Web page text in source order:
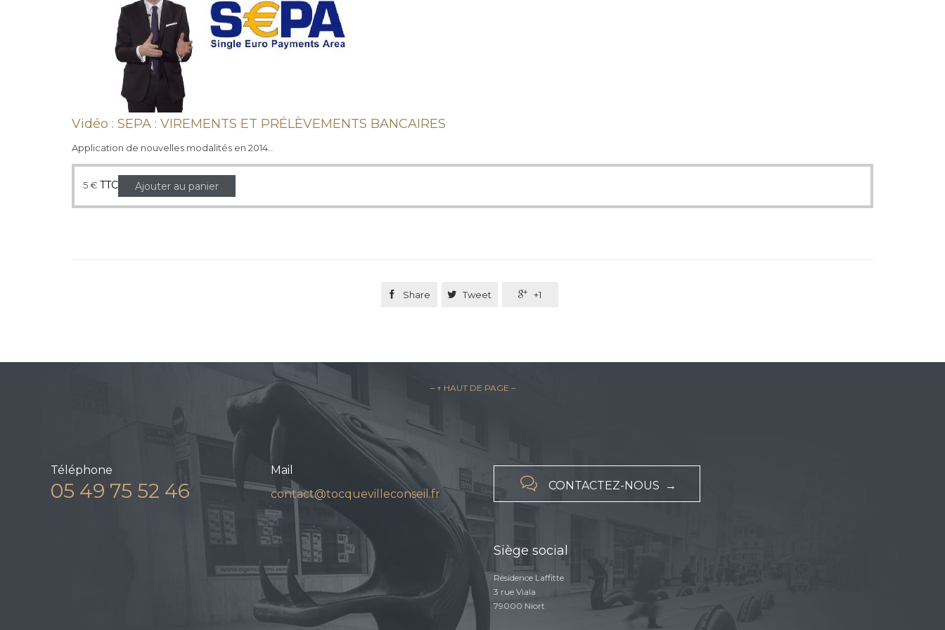
Vidéo : SEPA : VIREMENTS ET PRÉLÈVEMENTS BANCAIRES
Application de nouvelles modalités en 2014…
5€ TTC Ajouter au panier
 Share  Tweet  +1
– ↑ HAUT DE PAGE –
Téléphone
05 49 75 52 46
Mail
contact@tocquevilleconseil.fr
 CONTACTEZ-NOUS →
Siège social
Résidence Laffitte
3 rue Viala
79000 Niort